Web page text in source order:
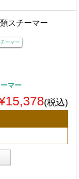
ーマー
マー
(税込)